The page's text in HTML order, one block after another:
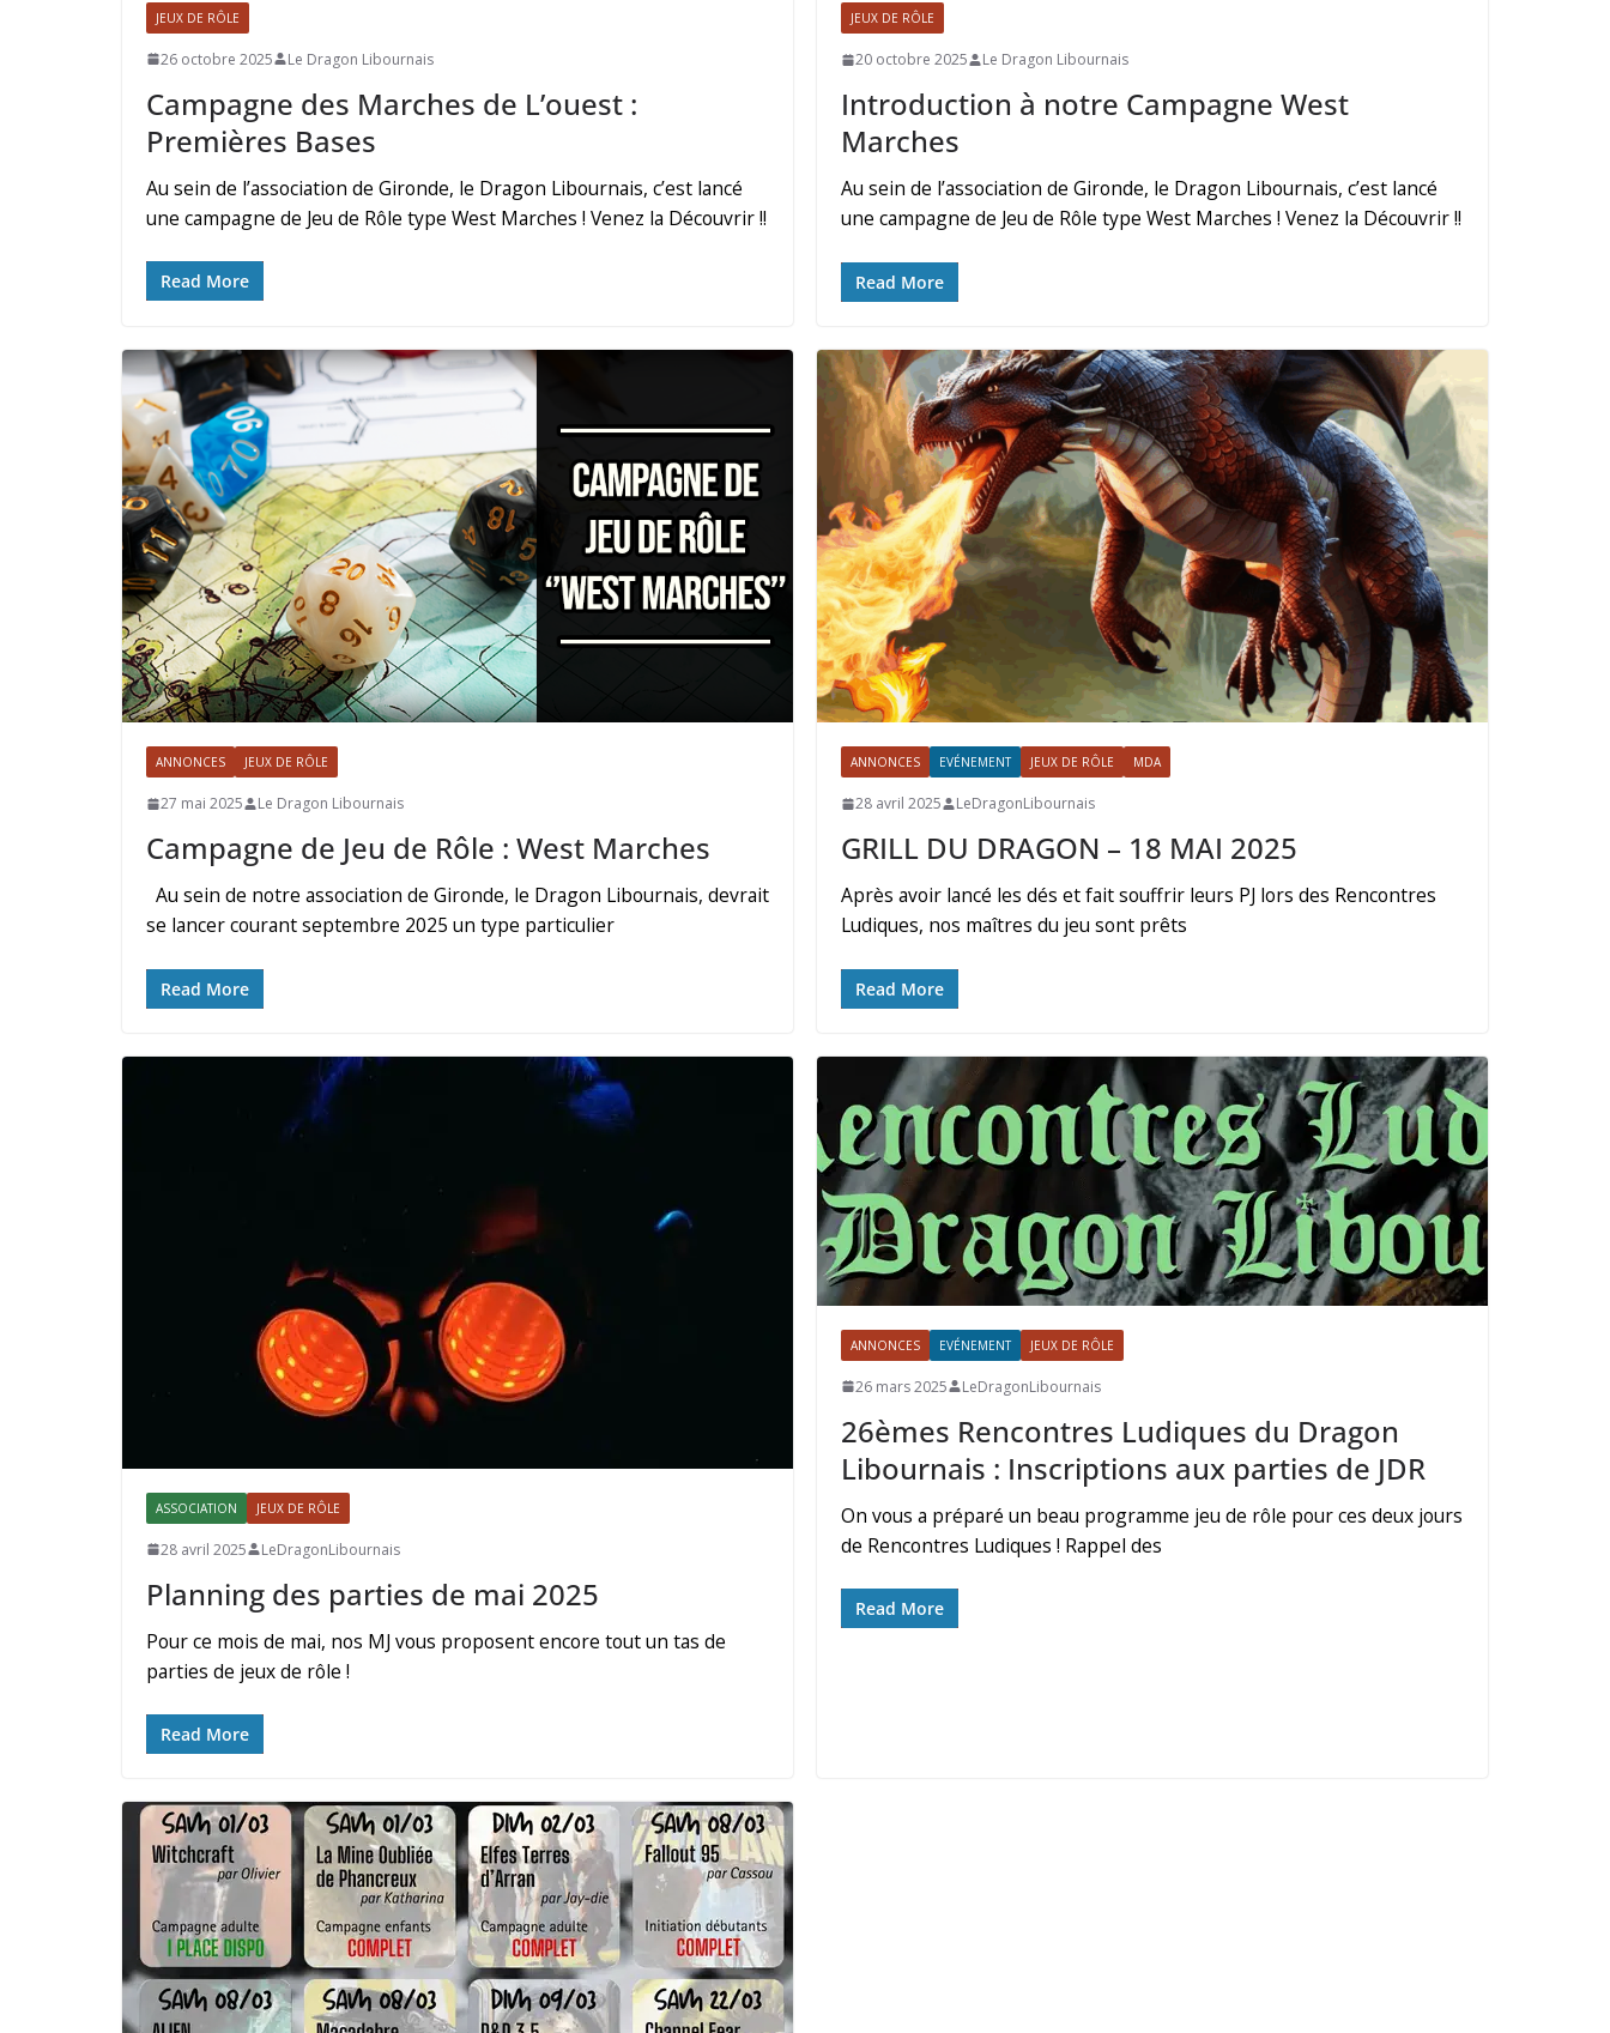
JEUX DE RÔLE
26 octobre 2025 Le Dragon Libournais
Campagne des Marches de L’ouest :
Premières Bases
Au sein de l’association de Gironde, le Dragon Libournais, c’est lancé
une campagne de Jeu de Rôle type West Marches ! Venez la Découvrir !!
Read More
JEUX DE RÔLE
20 octobre 2025 Le Dragon Libournais
Introduction à notre Campagne West
Marches
Au sein de l’association de Gironde, le Dragon Libournais, c’est lancé
une campagne de Jeu de Rôle type West Marches ! Venez la Découvrir !!
Read More
ANNONCES JEUX DE RÔLE
27 mai 2025 Le Dragon Libournais
Campagne de Jeu de Rôle : West Marches
Au sein de notre association de Gironde, le Dragon Libournais, devrait
se lancer courant septembre 2025 un type particulier
Read More
ANNONCES EVÉNEMENT JEUX DE RÔLE MDA
28 avril 2025 LeDragonLibournais
GRILL DU DRAGON – 18 MAI 2025
Après avoir lancé les dés et fait souffrir leurs PJ lors des Rencontres
Ludiques, nos maîtres du jeu sont prêts
Read More
ASSOCIATION JEUX DE RÔLE
28 avril 2025 LeDragonLibournais
Planning des parties de mai 2025
Pour ce mois de mai, nos MJ vous proposent encore tout un tas de
parties de jeux de rôle !
Read More
ANNONCES EVÉNEMENT JEUX DE RÔLE
26 mars 2025 LeDragonLibournais
26èmes Rencontres Ludiques du Dragon
Libournais : Inscriptions aux parties de JDR
On vous a préparé un beau programme jeu de rôle pour ces deux jours
de Rencontres Ludiques ! Rappel des
Read More